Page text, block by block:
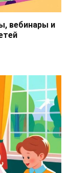
вебинары и